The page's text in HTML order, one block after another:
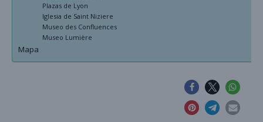
Plazas de Lyon
Iglesia de Saint Niziere
Museo des Confluences
Museo Lumière
Mapa